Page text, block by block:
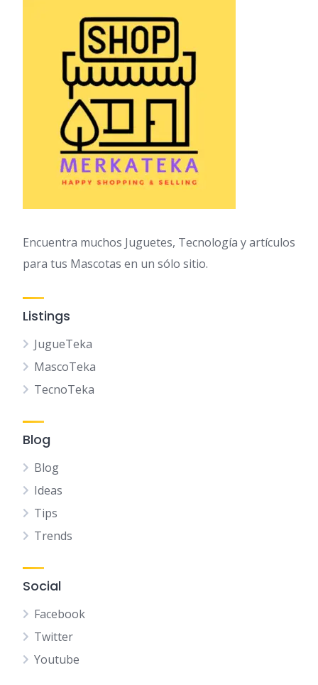
Encuentra muchos Juguetes, Tecnología y artículos
para tus Mascotas en un sólo sitio.
Listings
JugueTeka
MascoTeka
TecnoTeka
Blog
Blog
Ideas
Tips
Trends
Social
Facebook
Twitter
Youtube